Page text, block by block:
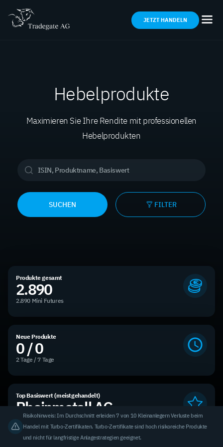
JETZT HANDELN
Hebelprodukte
Maximieren Sie Ihre Rendite mit professionellen
Hebelprodukten
SUCHEN FILTER
Produkte gesamt
2.890
2.890 Mini Futures
Neue Produkte
0 / 0
2 Tage / 7 Tage
Top Basiswert (meistgehandelt)
Rheinmetall AG
3,31 % des Handelsvolumens
Risikohinweis: Im Durchschnitt erleiden 7 von 10 Kleinanlegern Verluste beim
Handel mit Turbo-Zertifikaten. Turbo-Zertifikate sind hoch risikoreiche Produkte
und nicht für langfristige Anlagestrategien geeignet.